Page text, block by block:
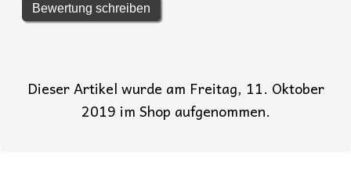
Bewertung schreiben
Dieser Artikel wurde am Freitag, 11. Oktober
2019 im Shop aufgenommen.